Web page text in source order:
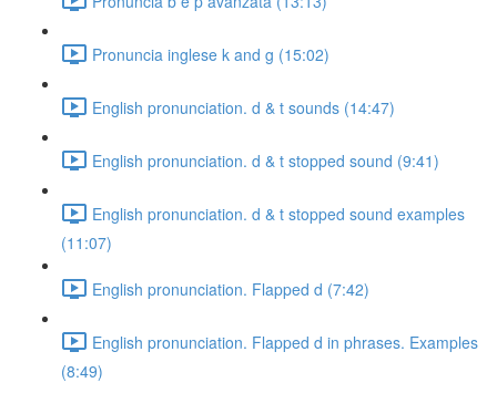
Pronuncia inglese k and g (15:02)
English pronunciation. d & t sounds (14:47)
English pronunciation. d & t stopped sound (9:41)
English pronunciation. d & t stopped sound examples
(11:07)
English pronunciation. Flapped d (7:42)
English pronunciation. Flapped d in phrases. Examples
(8:49)